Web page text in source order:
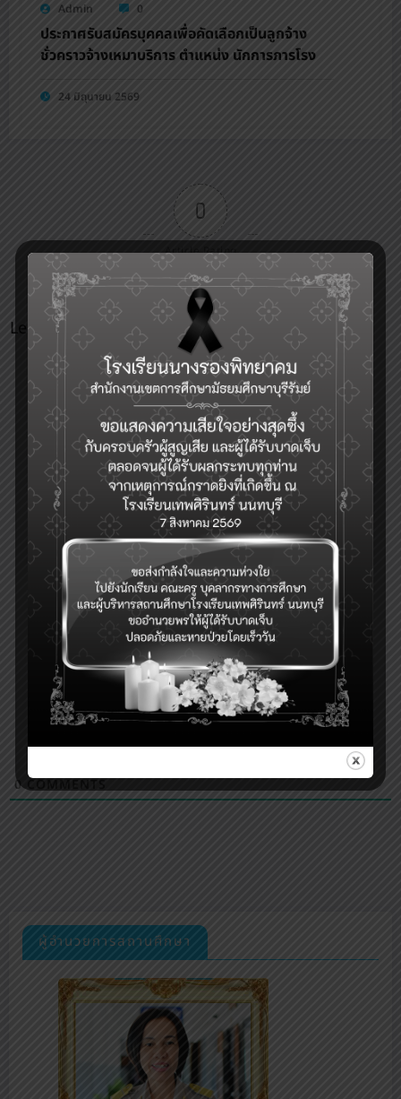
Admin 0
ประกาศรับสมัครบุคคลเพื่อคัดเลือกเป็นลูกจ้าง
ชั่วคราวจ้างเหมาบริการ ตำแหน่ง นักการภารโรง
24 มิถุนายน 2569
0
Article Rating
Leave a Reply
0COMMENTS
ผู้อำนวยการสถานศึกษา